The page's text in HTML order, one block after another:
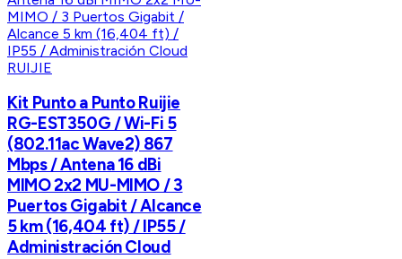
RUIJIE
Kit Punto a Punto Ruijie
RG-EST350G / Wi-Fi 5
(802.11ac Wave2) 867
Mbps / Antena 16 dBi
MIMO 2x2 MU-MIMO / 3
Puertos Gigabit / Alcance
5 km (16,404 ft) / IP55 /
Administración Cloud